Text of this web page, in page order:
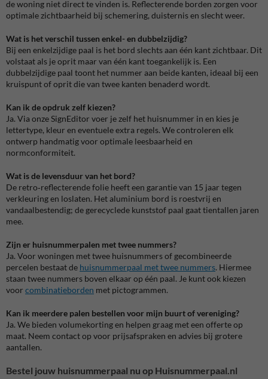
de woning niet direct te vinden is. Reflecterende borden zorgen voor
optimale zichtbaarheid bij schemering, duisternis en slecht weer.
Wat is het verschil tussen enkel- en dubbelzijdig?
Bij een enkelzijdige paal is het bord slechts aan één kant zichtbaar. Dit
volstaat als je oprit maar van één kant toegankelijk is. Een
dubbelzijdige paal toont het nummer aan beide kanten, ideaal bij een
kruispunt of oprit die van twee kanten benaderd wordt.
Kan ik de opdruk zelf kiezen?
Ja. Via onze SignEditor voer je zelf het huisnummer in en kies je
lettertype, kleur en eventuele extra regels. We controleren elk
ontwerp handmatig voor optimale leesbaarheid en
normconformiteit.
Wat is de levensduur van het bord?
De retro‑reflecterende folie heeft een garantie van 15 jaar tegen
verkleuring en loslaten. Het aluminium bord is roestvrij en
vandaalbestendig; de gerecyclede kunststof paal gaat tientallen jaren
mee.
Zijn er huisnummerpalen met twee nummers?
Ja. Voor woningen met twee huisnummers of gecombineerde
percelen bestaat de huisnummerpaal met twee nummers. Hiermee
staan twee nummers boven elkaar op één paal. Je kunt ook kiezen
voor combinatieborden met pictogrammen.
Kan ik meerdere palen bestellen voor mijn buurt of vereniging?
Ja. We bieden volumekorting en helpen graag met een offerte op
maat. Neem contact op voor prijsafspraken en advies bij grotere
aantallen.
Bestel jouw huisnummerpaal nu op Huisnummerpaal.nl